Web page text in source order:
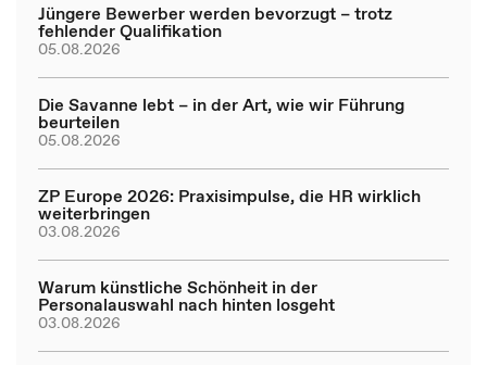
Jüngere Bewerber werden bevorzugt – trotz
fehlender Qualifikation
05.08.2026
Die Savanne lebt – in der Art, wie wir Führung
beurteilen
05.08.2026
ZP Europe 2026: Praxisimpulse, die HR wirklich
weiterbringen
03.08.2026
Warum künstliche Schönheit in der
Personalauswahl nach hinten losgeht
03.08.2026